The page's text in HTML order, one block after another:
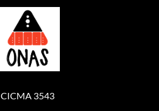
CICMA 3543